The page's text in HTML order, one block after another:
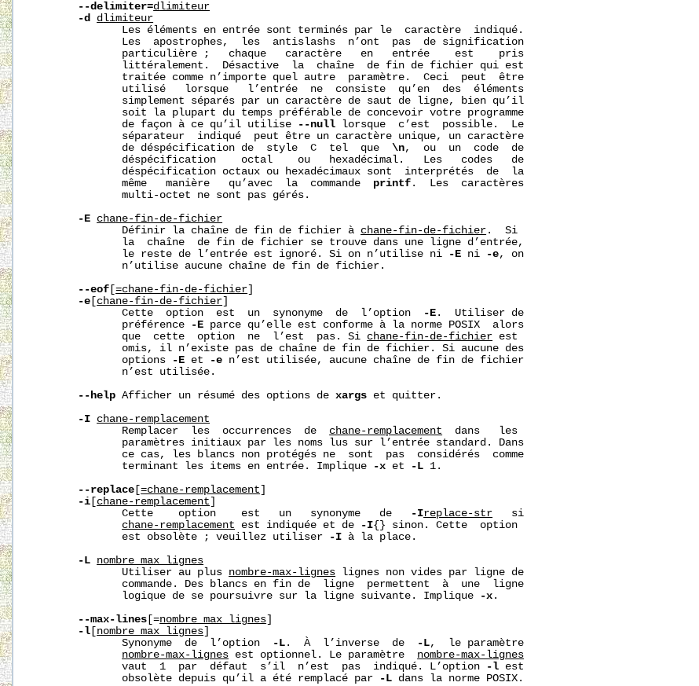
--delimiter=d limiteur
-d d limiteur
              Les éléments en entrée sont terminés par le  caractère  indiqué.
              Les  apostrophes,  les  antislashs  n’ont  pas  de signification
              particulière ;   chaque   caractère   en   entrée    est    pris
              littéralement.  Désactive  la  chaîne  de fin de fichier qui est
              traitée comme n’importe quel autre  paramètre.  Ceci  peut  être
              utilisé   lorsque   l’entrée  ne  consiste  qu’en  des  éléments
              simplement séparés par un caractère de saut de ligne, bien qu’il
              soit la plupart du temps préférable de concevoir votre programme
              de façon à ce qu’il utilise
--null lorsque  c’est  possible.  Le
              séparateur  indiqué  peut être un caractère unique, un caractère
              de déspécification de  style  C  tel  que
\n,  ou  un  code  de
              déspécification    octal    ou   hexadécimal.   Les   codes   de
              déspécification octaux ou hexadécimaux sont  interprétés  de  la
              même   manière   qu’avec  la  commande
printf .  Les  caractères
              multi-octet ne sont pas gérés.
-E chane-fin-de-fichier
              Définir la chaîne de fin de fichier à
chane-fin-de-fichier .  Si
              la  chaîne  de fin de fichier se trouve dans une ligne d’entrée,
              le reste de l’entrée est ignoré. Si on n’utilise ni
-E ni -e, on
              n’utilise aucune chaîne de fin de fichier.
--eof [=chane-fin-de-fichier
-e chane-fin-de-fichier
              Cette  option  est  un  synonyme  de  l’option
-E .  Utiliser de
              préférence
-E parce qu’elle est conforme à la norme POSIX  alors
              que  cette  option  ne  l’est  pas. Si
chane-fin-de-fichier est
              omis, il n’existe pas de chaîne de fin de fichier. Si aucune des
              options
-E et -e n’est utilisée, aucune chaîne de fin de fichier
              n’est utilisée.
--help Afficher un résumé des options de xargs et quitter.
-I chane-remplacement
              Remplacer  les  occurrences  de
chane-remplacement
  dans   les
              paramètres initiaux par les noms lus sur l’entrée standard. Dans
              ce cas, les blancs non protégés ne  sont  pas  considérés  comme
              terminant les items en entrée. Implique
-x et -L 1.
--replace [=chane-remplacement
-i chane-remplacement
              Cette    option    est   un   synonyme   de
-Ireplace-str
   si
chane-remplacement est indiquée et de -I{} sinon. Cette  option
              est obsolète ; veuillez utiliser
-I à la place.
-L nombre_max_lignes
              Utiliser au plus
nombre-max-lignes lignes non vides par ligne de
              commande. Des blancs en fin de  ligne  permettent  à  une  ligne
              logique de se poursuivre sur la ligne suivante. Implique
-x .
--max-lines [=nombre_max_lignes
-l nombre_max_lignes
              Synonyme  de  l’option
-L .  À  l’inverse  de -L,  le paramètre
nombre-max-lignes est optionnel. Le paramètre nombre-max-lignes
              vaut  1  par  défaut  s’il  n’est  pas  indiqué. L’option
-l est
              obsolète depuis qu’il a été remplacé par
-L dans la norme POSIX.